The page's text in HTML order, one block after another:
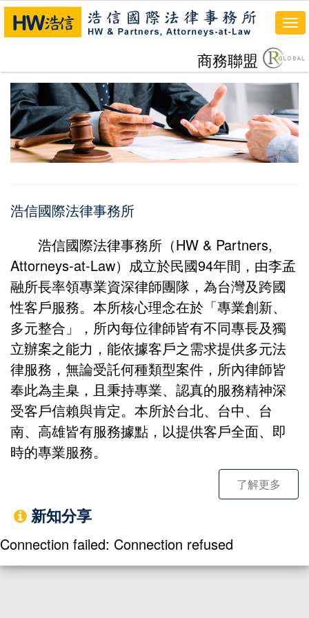
商務聯盟
浩信國際法律事務所
浩信國際法律事務所（HW & Partners,
Attorneys-at-Law）成立於民國94年間，由李孟
融所長率領專業資深律師團隊，為台灣及跨國
性客戶服務。本所核心理念在於「專業創新、
多元整合」，所內每位律師皆有不同專長及獨
立辦案之能力，能依據客戶之需求提供多元法
律服務，無論受託何種類型案件，所內律師皆
奉此為圭臬，且秉持專業、認真的服務精神深
受客戶信賴與肯定。本所於台北、台中、台
南、高雄皆有服務據點，以提供客戶全面、即
時的專業服務。
了解更多
新知分享
Connection failed: Connection refused